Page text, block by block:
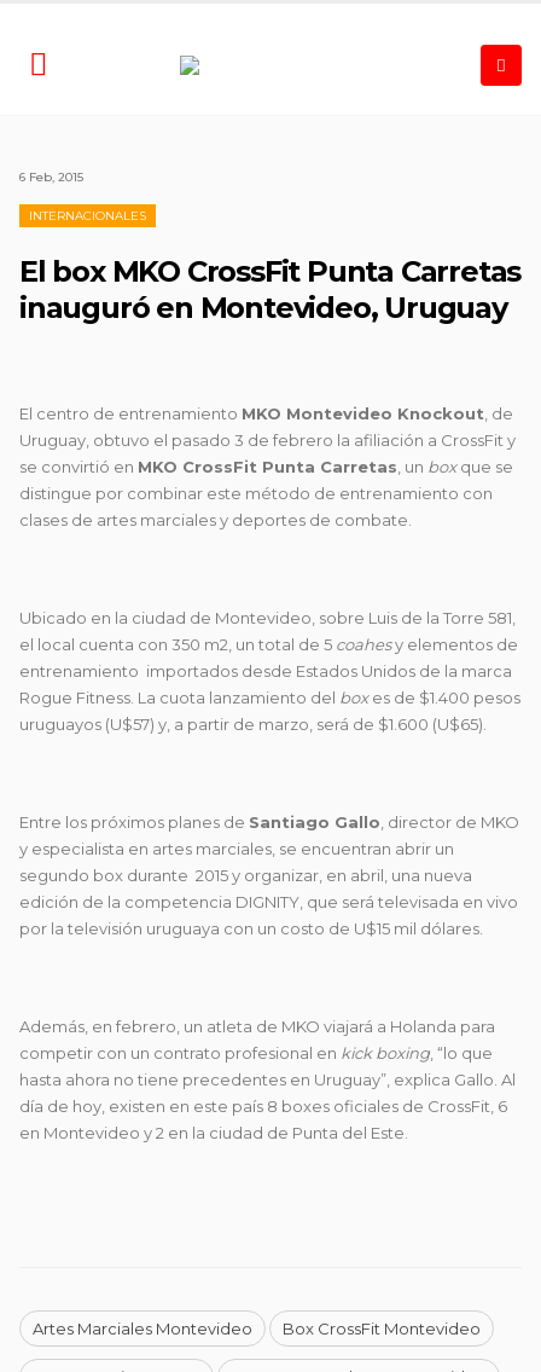
6 Feb, 2015
INTERNACIONALES
El box MKO CrossFit Punta Carretas
inauguró en Montevideo, Uruguay
El centro de entrenamiento MKO Montevideo Knockout , de
Uruguay, obtuvo el pasado 3 de febrero la afiliación a CrossFit y
se convirtió en MKO CrossFit Punta Carretas , un boxque se
distingue por combinar este método de entrenamiento con
clases de artes marciales y deportes de combate.
Ubicado en la ciudad de Montevideo, sobre Luis de la Torre 581,
el local cuenta con 350 m2, un total de 5 coahesy elementos de
entrenamiento importados desde Estados Unidos de la marca
Rogue Fitness. La cuota lanzamiento del boxes de $1.400 pesos
uruguayos (U$57) y, a partir de marzo, será de $1.600 (U$65).
Entre los próximos planes de Santiago Gallo, director de MKO
y especialista en artes marciales, se encuentran abrir un
segundo box durante 2015 y organizar, en abril, una nueva
edición de la competencia DIGNITY, que será televisada en vivo
por la televisión uruguaya con un costo de U$15 mil dólares.
Además, en febrero, un atleta de MKO viajará a Holanda para
competir con un contrato profesional en kick boxing, “lo que
hasta ahora no tiene precedentes en Uruguay”, explica Gallo. Al
día de hoy, existen en este país 8 boxes oficiales de CrossFit, 6
en Montevideo y 2 en la ciudad de Punta del Este.
Artes Marciales Montevideo Box CrossFit Montevideo